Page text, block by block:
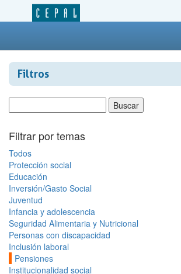
Filtros
Filtrar por temas
Todos
Protección social
Educación
Inversión/Gasto Social
Juventud
Infancia y adolescencia
Seguridad Alimentaria y Nutricional
Personas con discapacidad
Inclusión laboral
Pensiones
Institucionalidad social